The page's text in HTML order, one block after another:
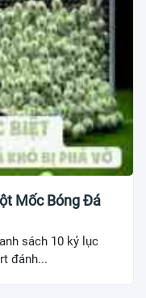
Mốc Bóng Đá
sách 10 kỷ lục
đánh...